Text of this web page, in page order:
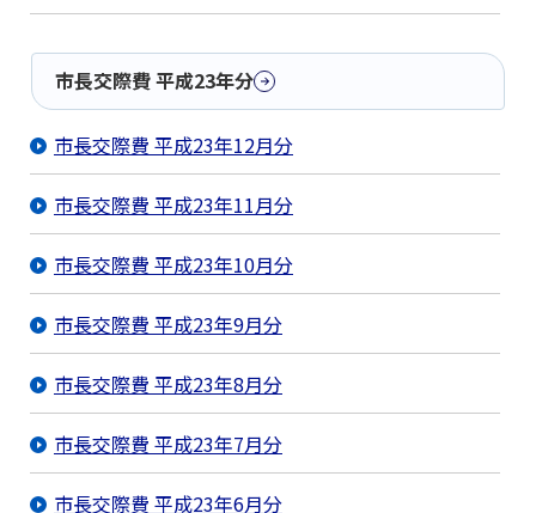
市長交際費 平成23年分
市長交際費 平成23年12月分
市長交際費 平成23年11月分
市長交際費 平成23年10月分
市長交際費 平成23年9月分
市長交際費 平成23年8月分
市長交際費 平成23年7月分
市長交際費 平成23年6月分